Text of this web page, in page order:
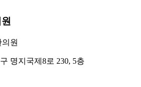
원
명지국제8로 230, 5층